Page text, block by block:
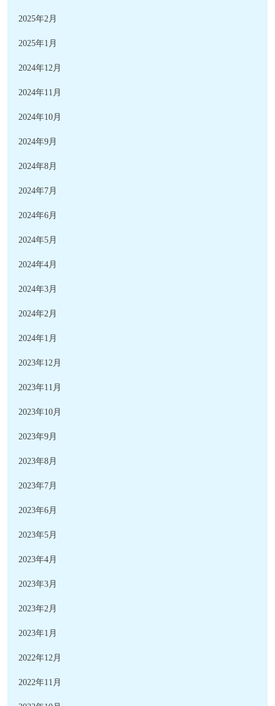
2025年2月
2025年1月
2024年12月
2024年11月
2024年10月
2024年9月
2024年8月
2024年7月
2024年6月
2024年5月
2024年4月
2024年3月
2024年2月
2024年1月
2023年12月
2023年11月
2023年10月
2023年9月
2023年8月
2023年7月
2023年6月
2023年5月
2023年4月
2023年3月
2023年2月
2023年1月
2022年12月
2022年11月